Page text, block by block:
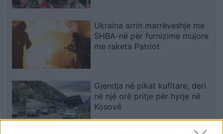
Ukraina arrin marrëveshje me
SHBA-në për furnizime mujore
me raketa Patriot
Gjendja në pikat kufitare, deri
në një orë pritje për hyrje në
Kosovë